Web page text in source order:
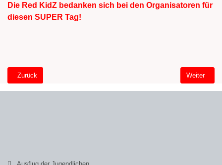
Die Red KidZ bedanken sich bei den Organisatoren für
diesen SUPER Tag!
Vorheriger Beitrag: Red Kidz on Tour 2018
Zurück Nächster
Weiter